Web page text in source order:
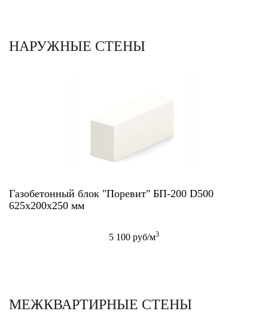
НАРУЖНЫЕ СТЕНЫ
Газобетонный блок "Поревит" БП-200 D500
625х200х250 мм
5 100 руб/м3
МЕЖКВАРТИРНЫЕ СТЕНЫ